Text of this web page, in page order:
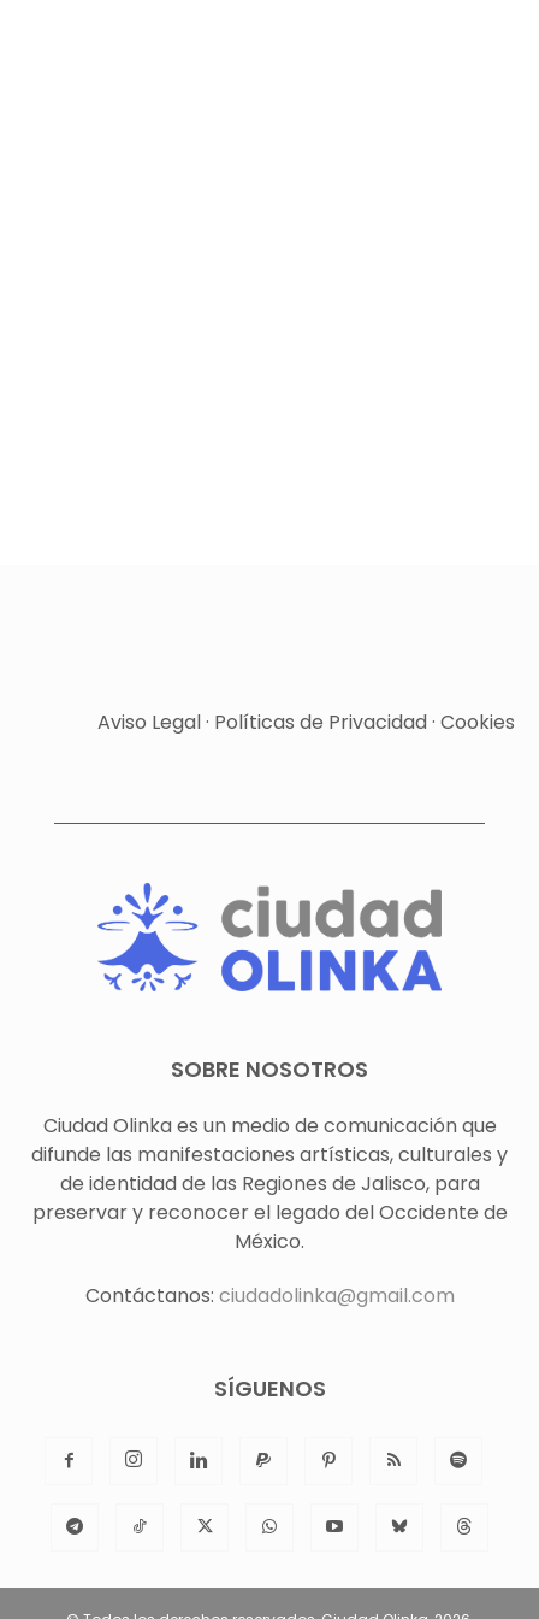
Aviso Legal· Políticas de Privacidad· Cookies
SOBRE NOSOTROS
Ciudad Olinka es un medio de comunicación que
difunde las manifestaciones artísticas, culturales y
de identidad de las Regiones de Jalisco, para
preservar y reconocer el legado del Occidente de
México.
Contáctanos: ciudadolinka@gmail.com
SÍGUENOS